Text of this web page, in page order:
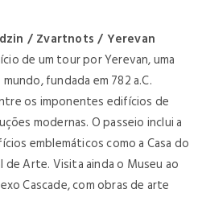
/ Zvartnots / Yerevan
de um tour por Yerevan, uma
fundada em 782 a.C.
os imponentes edifícios de
modernas. O passeio inclui a
emblemáticos como a Casa do
de Arte. Visita ainda o Museu ao
Cascade, com obras de arte